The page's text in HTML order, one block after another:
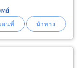
ทย์